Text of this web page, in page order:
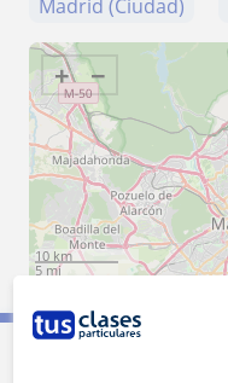
Madrid (Ciudad)
+ −
10 km
5 mi